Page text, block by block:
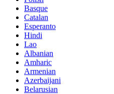
Basque
Catalan
Esperanto
Hindi
Lao
Albanian
Amharic
Armenian
Azerbaijani
Belarusian